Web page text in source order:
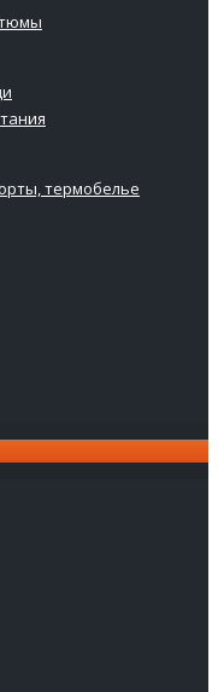
термобелье